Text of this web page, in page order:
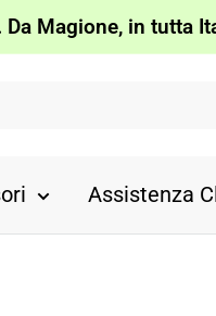
Magione, in tutta
Assistenza